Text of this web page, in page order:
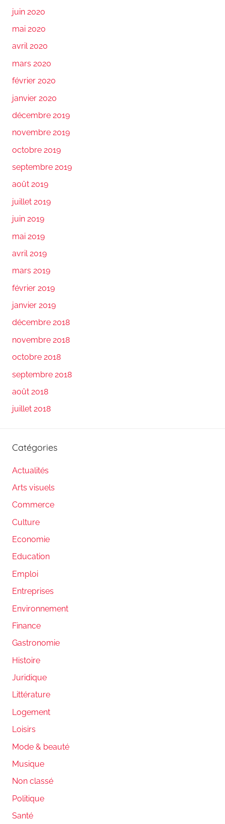
juin 2020
mai 2020
avril 2020
mars 2020
février 2020
janvier 2020
décembre 2019
novembre 2019
octobre 2019
septembre 2019
août 2019
juillet 2019
juin 2019
mai 2019
avril 2019
mars 2019
février 2019
janvier 2019
décembre 2018
novembre 2018
octobre 2018
septembre 2018
août 2018
juillet 2018
Catégories
Actualités
Arts visuels
Commerce
Culture
Economie
Education
Emploi
Entreprises
Environnement
Finance
Gastronomie
Histoire
Juridique
Littérature
Logement
Loisirs
Mode & beauté
Musique
Non classé
Politique
Santé